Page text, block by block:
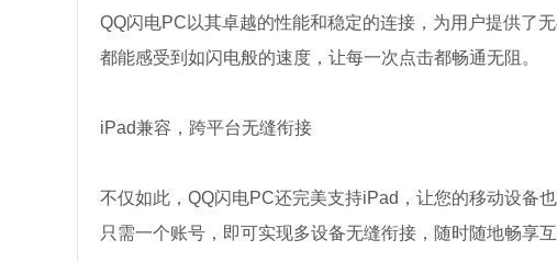
QQ闪电PC以其卓越的性能和稳定的连接，为用户提供了
都能感受到如闪电般的速度，让每一次点击都畅通无阻。
iPad兼容，跨平台无缝衔接
不仅如此，QQ闪电PC还完美支持iPad，让您的移动设备
只需一个账号，即可实现多设备无缝衔接，随时随地畅享互